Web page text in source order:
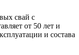
свай с
от 50 лет и
и состава